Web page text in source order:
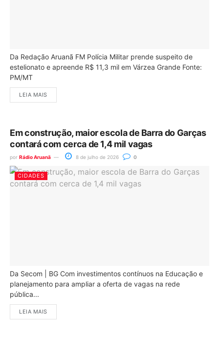
Da Redação Aruanã FM Polícia Militar prende suspeito de
estelionato e apreende R$ 11,3 mil em Várzea Grande Fonte:
PM/MT
LEIA MAIS
Em construção, maior escola de Barra do Garças
contará com cerca de 1,4 mil vagas
por Rádio Aruanã 8 de julho de 2026 0
CIDADES
Da Secom | BG Com investimentos contínuos na Educação e
planejamento para ampliar a oferta de vagas na rede
pública...
LEIA MAIS